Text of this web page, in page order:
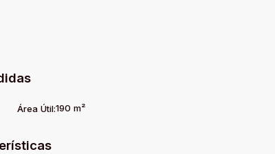
Área Útil:190 m²